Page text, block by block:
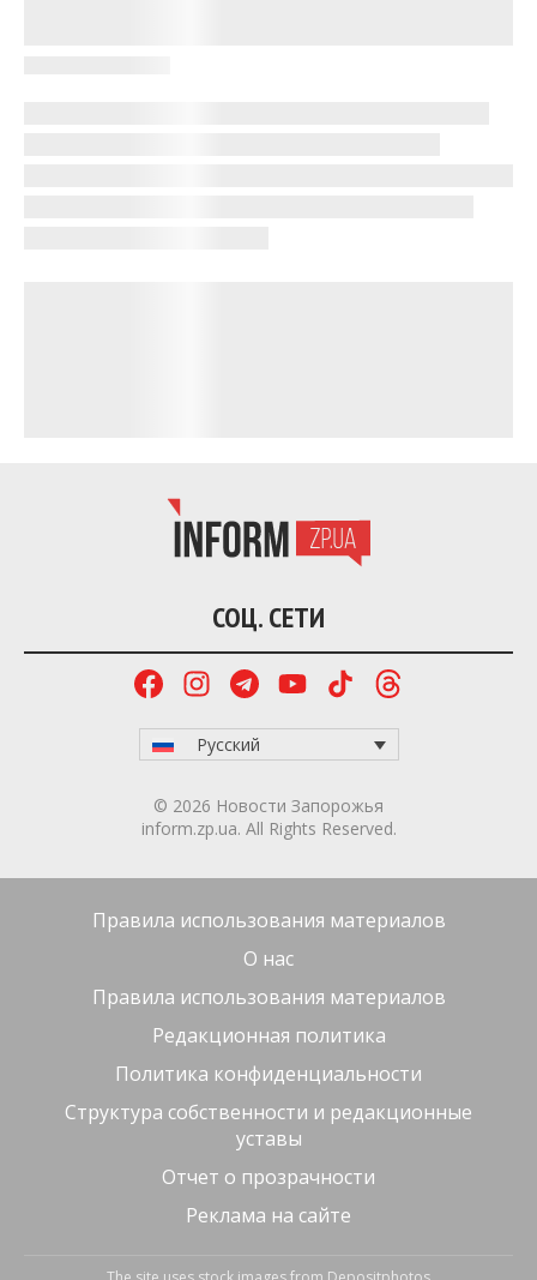
СОЦ. СЕТИ
Русский
© 2026 Новости Запорожья
inform.zp.ua. All Rights Reserved.
Правила использования материалов
О нас
Правила использования материалов
Редакционная политика
Политика конфиденциальности
Структура собственности и редакционные
уставы
Отчет о прозрачности
Реклама на сайте